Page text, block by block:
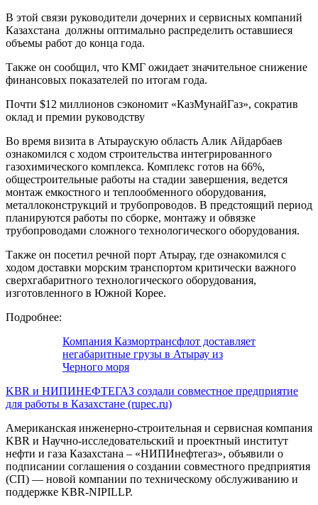
В этой связи руководители дочерних и сервисных компаний
Казахстана должны оптимально распределить оставшиеся
объемы работ до конца года.
Также он сообщил, что КМГ ожидает значительное снижение
финансовых показателей по итогам года.
Почти $12 миллионов сэкономит «КазМунайГаз», сократив
оклад и премии руководству
Во время визита в Атыраускую область Алик Айдарбаев
ознакомился с ходом строительства интегрированного
газохимического комплекса. Комплекс готов на 66%,
общестроительные работы на стадии завершения, ведется
монтаж емкостного и теплообменного оборудования,
металлоконструкций и трубопроводов. В предстоящий период
планируются работы по сборке, монтажу и обвязке
трубопроводами сложного технологического оборудования.
Также он посетил речной порт Атырау, где ознакомился с
ходом доставки морским транспортом критически важного
сверхгабаритного технологического оборудования,
изготовленного в Южной Корее.
Подробнее:
Компания Казмортрансфлот доставляет
негабаритные грузы в Атырау из
Черного моря
KBR и НИПИНЕФТЕГАЗ создали совместное предприятие
для работы в Казахстане (rupec.ru)
Американская инженерно-строительная и сервисная компания
KBR и Научно-исследовательский и проектный институт
нефти и газа Казахстана – «НИПИнефтегаз», объявили о
подписании соглашения о создании совместного предприятия
(СП) — новой компании по техническому обслуживанию и
поддержке KBR-NIPILLP.